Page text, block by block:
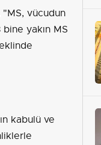
"MS, vücudun
yakın MS
kabulü ve